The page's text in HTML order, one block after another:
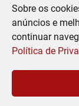
Rua do
© 2024-2026 -
Sobre os
anúncios e
continuar
Política de